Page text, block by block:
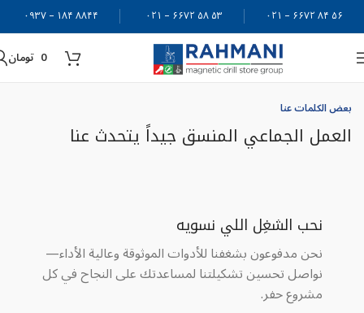
۵۶ ۸۴ ۶۶۷۲ – ۰۲۱ ۵۳ ۵۸ ۶۶۷۲ – ۰۲۱ ۸۸۴۴ ۱۸۴ – ۰۹۳۷
0 تومان
بعض الكلمات عنا
العمل الجماعي المنسق جيداً يتحدث عنا
نحب الشغِل اللي نسويه
نحن مدفوعون بشغفنا للأدوات الموثوقة وعالية الأداء—
نواصل تحسين تشكيلتنا لمساعدتك على النجاح في كل
مشروع حفر.